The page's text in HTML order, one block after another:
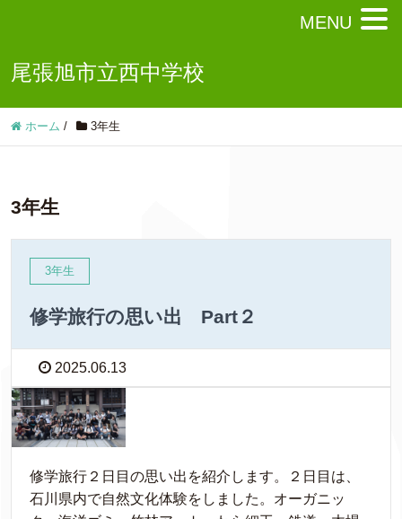
尾張旭市立西中学校
ホーム / 3年生
3年生
3年生
修学旅行の思い出 Part２
2025.06.13
修学旅行２日目の思い出を紹介します。２日目は、
石川県内で自然文化体験をしました。オーガニッ
MENU